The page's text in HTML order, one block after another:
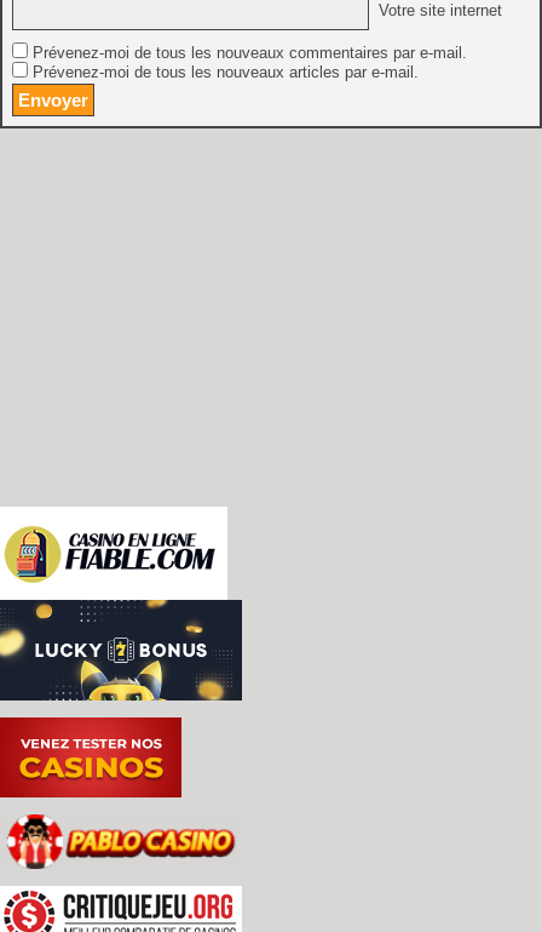
Votre site internet
Prévenez-moi de tous les nouveaux commentaires par e-mail.
Prévenez-moi de tous les nouveaux articles par e-mail.